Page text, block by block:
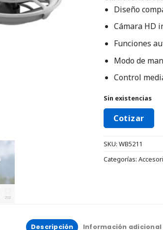
Diseño
Cámara HD
Funciones
Modo de
Control
Sin existencias
Cotizar
SKU: WB5211
Categorías:
Descripción Información adicional